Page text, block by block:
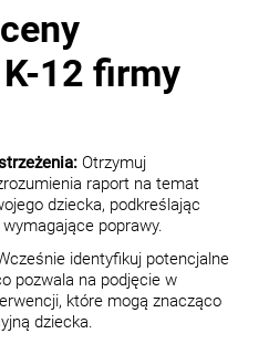
12 firmy
Otrzymuj
raport na temat
dziecka, podkreślając
poprawy.
identyfikuj potencjalne
pozwala na podjęcie w
które mogą znacząco
dziecka.